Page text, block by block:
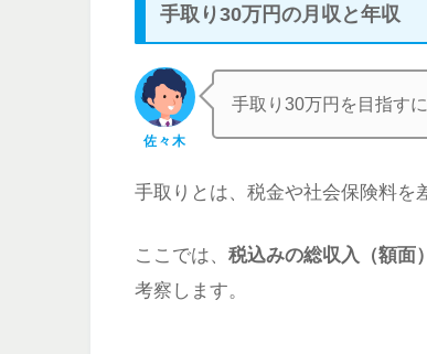
手取り30万円の月収と年収
佐々木
手取り30万円を目指すに
手取りとは、税金や社会保険料を
ここでは、 税込みの総収入（額面
考察します。